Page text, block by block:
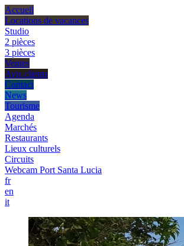
Accueil
Locations de vacances
Studio
2 pièces
3 pièces
Ventes
Avis clients
Contact
News
Tourisme
Agenda
Marchés
Restaurants
Lieux culturels
Circuits
Webcam Port Santa Lucia
fr
en
it